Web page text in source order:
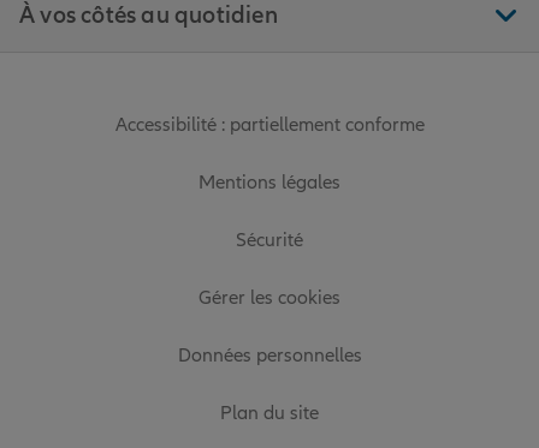
À vos côtés au quotidien
Accessibilité : partiellement conforme
Mentions légales
Sécurité
Gérer les cookies
Données personnelles
Plan du site